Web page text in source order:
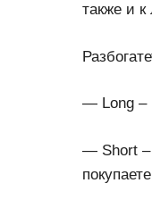
также и
— Long –
— Short –